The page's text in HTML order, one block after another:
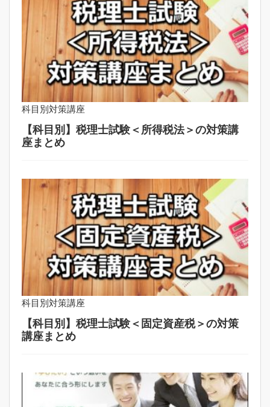
科目別対策講座
【科目別】税理士試験＜所得税法＞の対策講
座まとめ
科目別対策講座
【科目別】税理士試験＜固定資産税＞の対策
講座まとめ